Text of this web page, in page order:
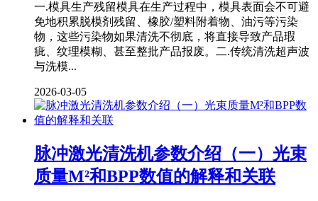
一.模具生产残留模具在生产过程中，模具表面会不可避
免地积累脱模剂残留、橡胶/塑料附着物、油污等污染
物，这些污染物如果清洗不彻底，将直接导致产品瑕
疵、纹理模糊、甚至整批产品报废。二.传统清洗超声波
与洗模...
2026-03-05
脉冲激光清洗机参数介绍（一）光束
质量M²和BPP数值的解释和关联